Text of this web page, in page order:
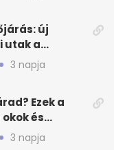
új
utak a
3 napja
Ezek a
és
3 napja